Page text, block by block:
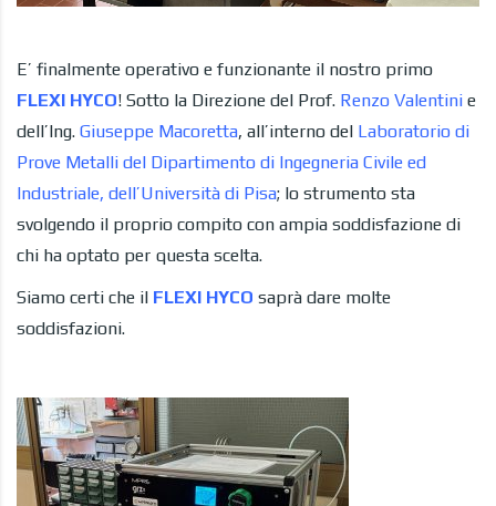
E’ finalmente operativo e funzionante il nostro primo
FLEXI HYCO! Sotto la Direzione del Prof. Renzo Valentini e
dell’Ing. Giuseppe Macoretta, all’interno del Laboratorio di
Prove Metalli del Dipartimento di Ingegneria Civile ed
Industriale, dell’Università di Pisa; lo strumento sta
svolgendo il proprio compito con ampia soddisfazione di
chi ha optato per questa scelta.
Siamo certi che il FLEXI HYCO saprà dare molte
soddisfazioni.